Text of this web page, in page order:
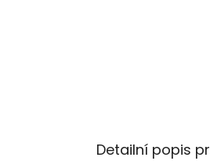
Detailní popis